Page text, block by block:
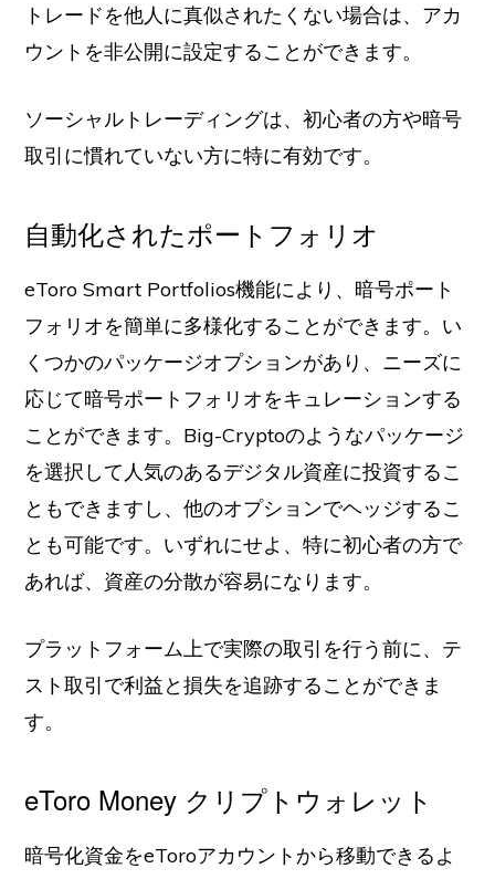
トレードを他人に真似されたくない場合は、アカ
ウントを非公開に設定することができます。
ソーシャルトレーディングは、初心者の方や暗号
取引に慣れていない方に特に有効です。
自動化されたポートフォリオ
eToro Smart Portfolios機能により、暗号ポート
フォリオを簡単に多様化することができます。い
くつかのパッケージオプションがあり、ニーズに
応じて暗号ポートフォリオをキュレーションする
ことができます。Big-Cryptoのようなパッケージ
を選択して人気のあるデジタル資産に投資するこ
ともできますし、他のオプションでヘッジするこ
とも可能です。いずれにせよ、特に初心者の方で
あれば、資産の分散が容易になります。
プラットフォーム上で実際の取引を行う前に、テ
スト取引で利益と損失を追跡することができま
す。
eToro Money クリプトウォレット
暗号化資金をeToroアカウントから移動できるよ